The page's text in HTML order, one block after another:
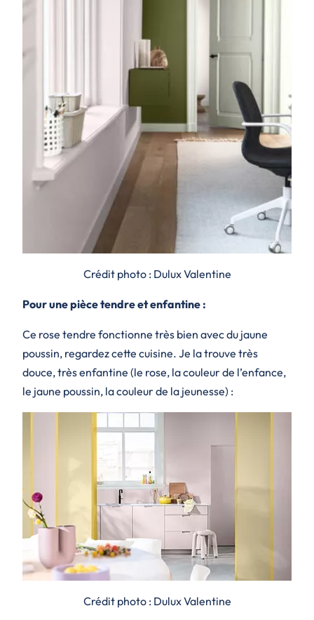
Crédit photo : Dulux Valentine
Pour une pièce tendre et enfantine :
Ce rose tendre fonctionne très bien avec du jaune
poussin, regardez cette cuisine. Je la trouve très
douce, très enfantine (le rose, la couleur de l’enfance,
le jaune poussin, la couleur de la jeunesse) :
Crédit photo : Dulux Valentine